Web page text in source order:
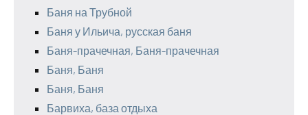
Баня на Трубной
Баня у Ильича, русская баня
Баня-прачечная, Баня-прачечная
Баня, Баня
Баня, Баня
Барвиха, база отдыха